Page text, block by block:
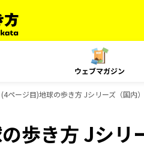
ウェブマガジン
(4ページ目)地球の歩き方 Jシリーズ（国内
歩き方 Jシリ